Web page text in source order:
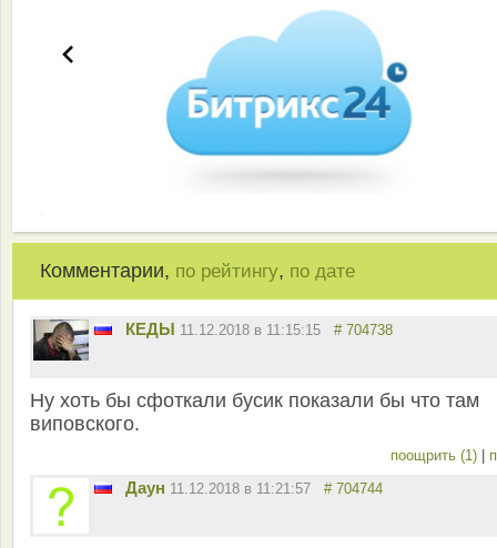
Комментарии, по рейтингу, по дате
КЕДЫ 11.12.2018 в 11:15:15 # 704738
Ну хоть бы сфоткали бусик показали бы что там
виповского.
поощрить (1)
Даун 11.12.2018 в 11:21:57 # 704744